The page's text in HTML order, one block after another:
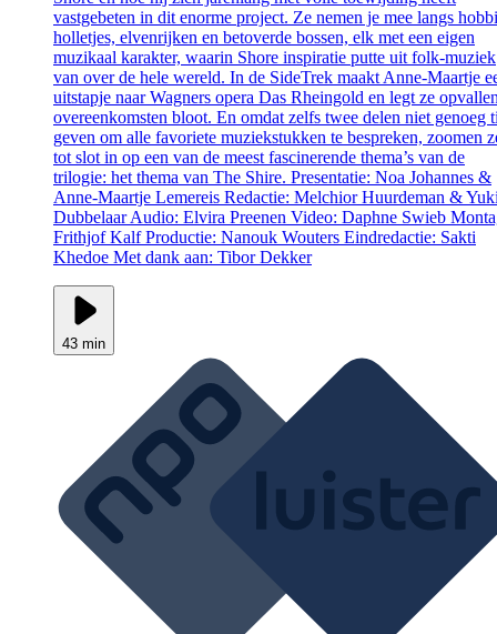
vastgebeten in dit enorme project. Ze nemen je mee langs
holletjes, elvenrijken en betoverde bossen, elk met een eigen
muzikaal karakter, waarin Shore inspiratie putte uit folk-muziek
van over de hele wereld. In de SideTrek maakt Anne-Maartje
uitstapje naar Wagners opera Das Rheingold en legt ze
overeenkomsten bloot. En omdat zelfs twee delen niet genoeg
geven om alle favoriete muziekstukken te bespreken, zoomen
tot slot in op een van de meest fascinerende thema’s van de
trilogie: het thema van The Shire. Presentatie: Noa Johannes &
Anne-Maartje Lemereis Redactie: Melchior Huurdeman &
Dubbelaar Audio: Elvira Preenen Video: Daphne Swieb
Frithjof Kalf Productie: Nanouk Wouters Eindredactie: Sakti
Khedoe Met dank aan: Tibor Dekker
43 min